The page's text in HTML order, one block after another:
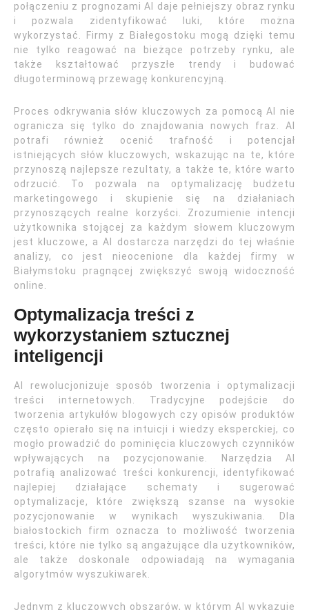
połączeniu z prognozami AI daje pełniejszy obraz rynku
i pozwala zidentyfikować luki, które można
wykorzystać. Firmy z Białegostoku mogą dzięki temu
nie tylko reagować na bieżące potrzeby rynku, ale
także kształtować przyszłe trendy i budować
długoterminową przewagę konkurencyjną.
Proces odkrywania słów kluczowych za pomocą AI nie
ogranicza się tylko do znajdowania nowych fraz. AI
potrafi również ocenić trafność i potencjał
istniejących słów kluczowych, wskazując na te, które
przynoszą najlepsze rezultaty, a także te, które warto
odrzucić. To pozwala na optymalizację budżetu
marketingowego i skupienie się na działaniach
przynoszących realne korzyści. Zrozumienie intencji
użytkownika stojącej za każdym słowem kluczowym
jest kluczowe, a AI dostarcza narzędzi do tej właśnie
analizy, co jest nieocenione dla każdej firmy w
Białymstoku pragnącej zwiększyć swoją widoczność
online.
Optymalizacja treści z
wykorzystaniem sztucznej
inteligencji
AI rewolucjonizuje sposób tworzenia i optymalizacji
treści internetowych. Tradycyjne podejście do
tworzenia artykułów blogowych czy opisów produktów
często opierało się na intuicji i wiedzy eksperckiej, co
mogło prowadzić do pominięcia kluczowych czynników
wpływających na pozycjonowanie. Narzędzia AI
potrafią analizować treści konkurencji, identyfikować
najlepiej działające schematy i sugerować
optymalizacje, które zwiększą szanse na wysokie
pozycjonowanie w wynikach wyszukiwania. Dla
białostockich firm oznacza to możliwość tworzenia
treści, które nie tylko są angażujące dla użytkowników,
ale także doskonale odpowiadają na wymagania
algorytmów wyszukiwarek.
Jednym z kluczowych obszarów, w którym AI wykazuje